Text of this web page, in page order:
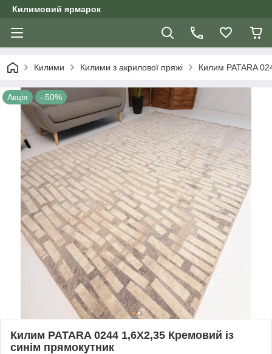
Килимовий ярмарок
Килими Килими з акрилової пряжі Килим PATARA
Акція –50%
Килим PATARA 0244 1,6Х2,35 Кремовий із
синім прямокутник